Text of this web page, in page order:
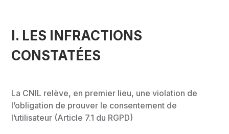
I. LES INFRACTIONS
CONSTATÉES
La CNIL relève, en premier lieu, une violation de
l’obligation de prouver le consentement de
l’utilisateur (Article 7.1 du RGPD)